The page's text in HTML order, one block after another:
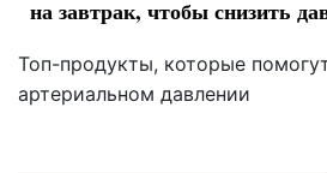
на завтрак, чтобы снизить
Топ-продукты, которые
артериальном давлении